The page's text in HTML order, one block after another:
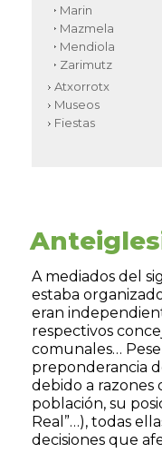
A mediados del
estaba
eran
respectivos
comunales…
preponderancia
debido a razones
población, su
Real”…), todas
decisiones que
Marin
Mazmela
Mendiola
Zarimutz
Atxorrotx
Museos
Fiestas